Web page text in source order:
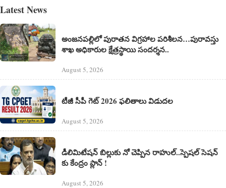
Latest News
అంజనపల్లిలో పురాతన విగ్రహాల పరిశీలన…పురావస్తు
శాఖ అధికారుల క్షేత్రస్థాయి సందర్శన..
August 5, 2026
టీజీ సీపీ గెట్ 2026 ఫలితాలు విడుదల
August 5, 2026
డీలిమిటేషన్ బిల్లుకు నో చెప్పిన రాహుల్..స్పెషల్ సెషన్
కు కేంద్రం ప్లాన్ !
August 5, 2026